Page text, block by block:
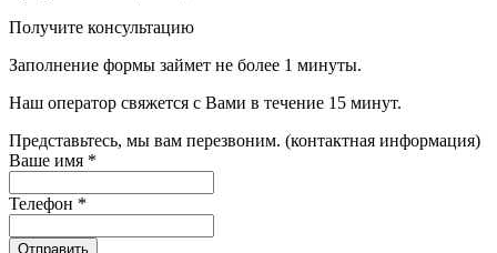
Получите консультацию
Заполнение формы займет не более 1 минуты.
Наш оператор свяжется с Вами в течение 15 минут.
Представьтесь, мы вам перезвоним. (контактная информация)
Ваше имя *
Телефон *